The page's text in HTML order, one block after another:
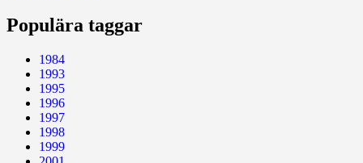
Populära taggar
1984
1993
1995
1996
1997
1998
1999